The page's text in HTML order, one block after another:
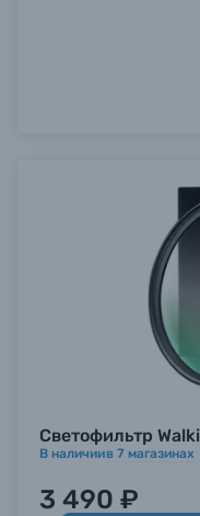
Светофильтр
В наличиив 7 магазинах
3 490 ₽